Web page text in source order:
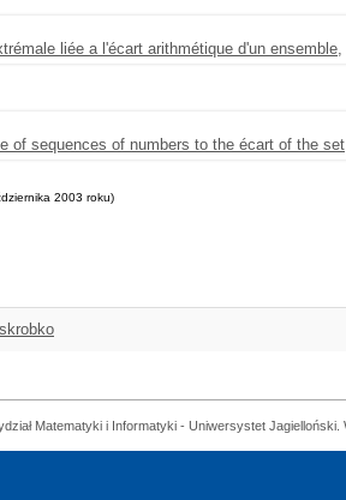
liée a l'écart arithmétique d'un ensemble,
of sequences of numbers to the écart of the set
2003 roku)
Matematyki i Informatyki - Uniwersystet